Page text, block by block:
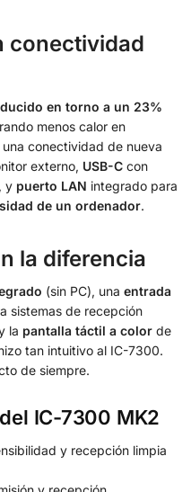
conectividad
en torno a un 23%
menos calor en
conectividad de nueva
externo, USB-C con
y puerto LAN integrado para
de un ordenador.
la diferencia
(sin PC), una entrada
sistemas de recepción
la pantalla táctil a color de
tan intuitivo al IC-7300.
de siempre.
IC-7300 MK2
y recepción limpia